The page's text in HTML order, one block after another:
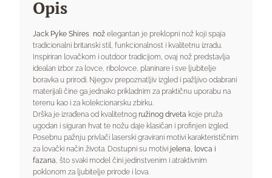
Opis
Jack Pyke Shires noželegantan je preklopni nož koji spaja
tradicionalni britanski stil, funkcionalnost i kvalitetnu izradu.
Inspiriran lovačkom i outdoor tradicijom, ovaj nož predstavlja
idealan izbor za lovce, ribolovce, planinare i sve ljubitelje
boravka u prirodi. Njegov prepoznatljiv izgled i pažljivo odabrani
materijali čine ga jednako prikladnim za praktičnu uporabu na
terenu kao i za kolekcionarsku zbirku.
Drška je izrađena od kvalitetnog ružinog drveta koje pruža
ugodan i siguran hvat te nožu daje klasičan i profinjen izgled.
Posebnu pažnju privlači laserski gravirani motivi karakterističnim
za lovački način života. Dostupni su motivi jelena, lovca i
fazana, što svaki model čini jedinstvenim i atraktivnim
poklonom za ljubitelje prirode i lova.